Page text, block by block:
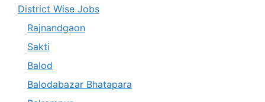
District Wise Jobs
Rajnandgaon
Sakti
Balod
Balodabazar Bhatapara